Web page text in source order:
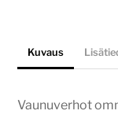
Kuvaus
Vaunuverhot